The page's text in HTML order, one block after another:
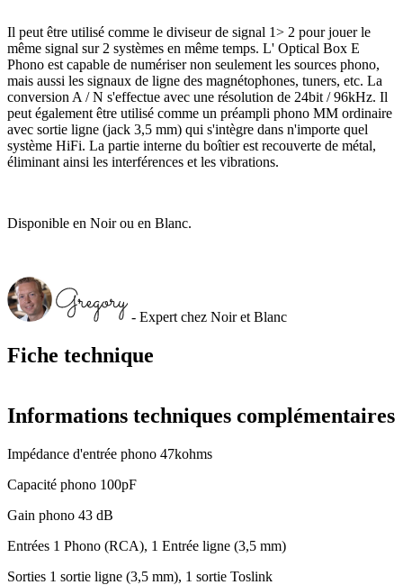
Fiche technique
Informations techniques complémentaires
Impédance d'entrée phono 47kohms
Capacité phono 100pF
Gain phono 43 dB
Entrées 1 Phono (RCA), 1 Entrée ligne (3,5 mm)
Sorties 1 sortie ligne (3,5 mm), 1 sortie Toslink
Il peut être utilisé comme le diviseur de signal 1> 2 pour jouer le
même signal sur 2 systèmes en même temps. L' Optical Box E
Phono est capable de numériser non seulement les sources phono,
mais aussi les signaux de ligne des magnétophones, tuners, etc. La
conversion A / N s'effectue avec une résolution de 24bit / 96kHz. Il
peut également être utilisé comme un préampli phono MM ordinaire
avec sortie ligne (jack 3,5 mm) qui s'intègre dans n'importe quel
système HiFi. La partie interne du boîtier est recouverte de métal,
éliminant ainsi les interférences et les vibrations.
Disponible en Noir ou en Blanc.
- Expert chez Noir et Blanc